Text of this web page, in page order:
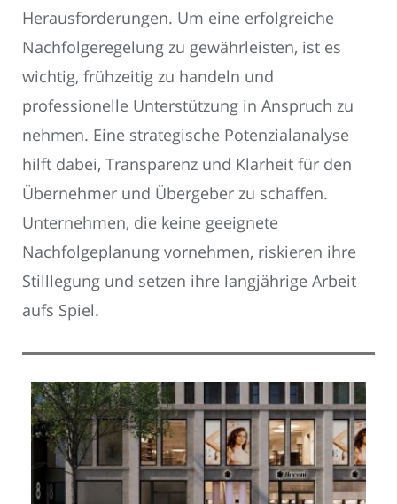
Herausforderungen. Um eine erfolgreiche
Nachfolgeregelung zu gewährleisten, ist es
wichtig, frühzeitig zu handeln und
professionelle Unterstützung in Anspruch zu
nehmen. Eine strategische Potenzialanalyse
hilft dabei, Transparenz und Klarheit für den
Übernehmer und Übergeber zu schaffen.
Unternehmen, die keine geeignete
Nachfolgeplanung vornehmen, riskieren ihre
Stilllegung und setzen ihre langjährige Arbeit
aufs Spiel.